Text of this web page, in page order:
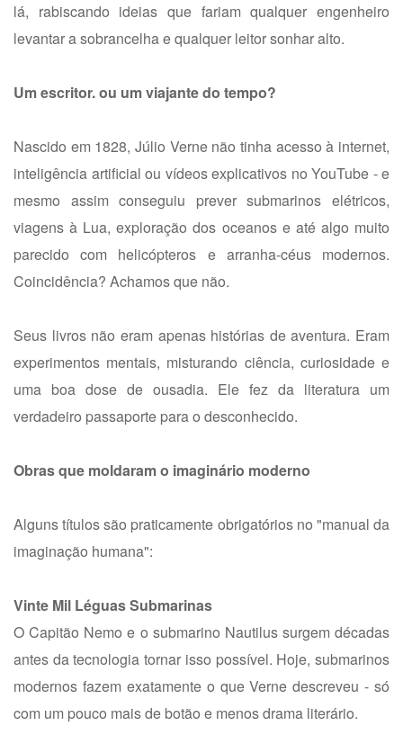
lá, rabiscando ideias que fariam qualquer engenheiro
levantar a sobrancelha e qualquer leitor sonhar alto.
Um escritor. ou um viajante do tempo?
Nascido em 1828, Júlio Verne não tinha acesso à internet,
inteligência artificial ou vídeos explicativos no YouTube - e
mesmo assim conseguiu prever submarinos elétricos,
viagens à Lua, exploração dos oceanos e até algo muito
parecido com helicópteros e arranha-céus modernos.
Coincidência? Achamos que não.
Seus livros não eram apenas histórias de aventura. Eram
experimentos mentais, misturando ciência, curiosidade e
uma boa dose de ousadia. Ele fez da literatura um
verdadeiro passaporte para o desconhecido.
Obras que moldaram o imaginário moderno
Alguns títulos são praticamente obrigatórios no "manual da
imaginação humana":
Vinte Mil Léguas Submarinas
O Capitão Nemo e o submarino Nautilus surgem décadas
antes da tecnologia tornar isso possível. Hoje, submarinos
modernos fazem exatamente o que Verne descreveu - só
com um pouco mais de botão e menos drama literário.